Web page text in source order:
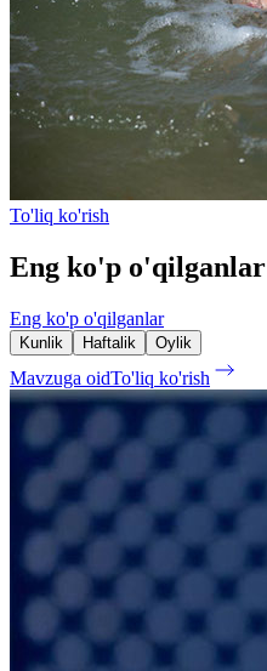
To'liq ko'rish
Eng ko'p o'qilganlar
Eng ko'p o'qilganlar
Kunlik Haftalik Oylik
Mavzuga oidTo'liq ko'rish